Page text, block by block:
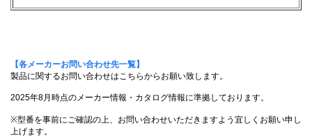
【各メーカーお問い合わせ先一覧】
製品に関するお問い合わせはこちらからお願い致します。
2025年8月時点のメーカー情報・カタログ情報に準拠しております。
※型番を事前にご確認の上、お問い合わせいただきますよう宜しくお願い申し
上げます。